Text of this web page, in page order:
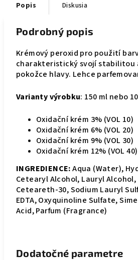
Popis Diskusia
Podrobný popis
Krémový peroxid pro použití
charakteristický svojí stabilitou
pokožce hlavy. Lehce
Varianty výrobku: 150 ml nebo
Oxidační krém 3% (VOL 10)
Oxidační krém 6% (VOL 20)
Oxidační krém 9% (VOL 30)
Oxidační krém 12% (VOL 40)
INGREDIENCE:Aqua (Water),
Cetearyl Alcohol, Lauryl
Ceteareth-30, Sodium Lauryl
EDTA, Oxyquinoline Sulfate,
Acid, Parfum (Fragrance)
Dodatočné parametre